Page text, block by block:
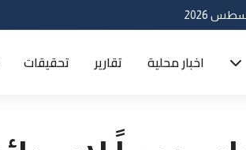
اخبار محلية تقارير تحقيقات